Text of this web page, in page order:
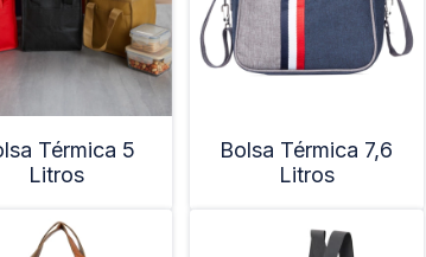
Térmica 5
Litros
Bolsa Térmica 7,6
Litros